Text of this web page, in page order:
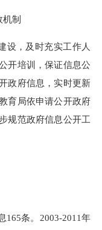
制
设，及时充实工作人
开培训，保证信息公
政府信息，实时更新
育局依申请公开政府
规范政府信息公开工
165条。 2003-2011年